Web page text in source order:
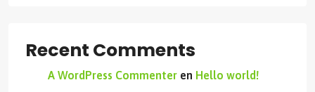
Recent Comments
A WordPress Commenter en Hello world!